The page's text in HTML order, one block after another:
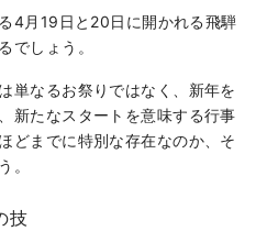
4月19日と20日に開かれる飛騨
でしょう。
単なるお祭りではなく、新年を
新たなスタートを意味する行事
どまでに特別な存在なのか、そ
。
技